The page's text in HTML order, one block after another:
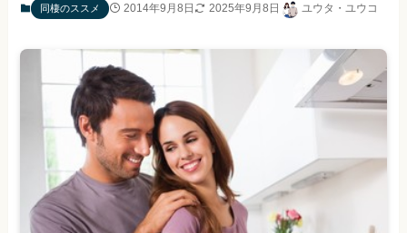
同棲のススメ 2014年9月8日 2025年9月8日 ユウタ・ユウコ